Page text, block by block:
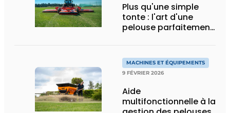
Plus qu'une simple
tonte : l'art d'une
pelouse parfaitement
MACHINES ET ÉQUIPEMENTS
9 FÉVRIER 2026
Aide
multifonctionnelle à la